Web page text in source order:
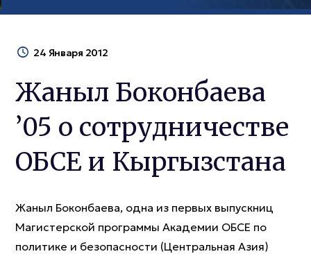
24 Января 2012
Жаныл Боконбаева
’05 о сотрудничестве
ОБСЕ и Кыргызстана
Жаныл Боконбаева, одна из первых выпускниц
Магистерской программы Академии ОБСЕ по
политике и безопасности (Центральная Азия)